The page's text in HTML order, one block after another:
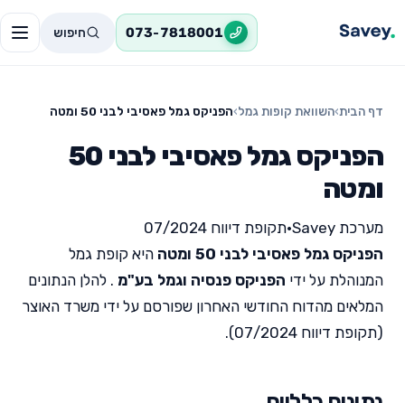
073-7818001 חיפוש
דף הבית›השוואת קופות גמל›הפניקס גמל פאסיבי לבני 50 ומטה
הפניקס גמל פאסיבי לבני 50
ומטה
מערכת Savey •תקופת דיווח 07/2024
הפניקס גמל פאסיבי לבני 50 ומטה
היא קופת גמל
המנוהלת על ידי הפניקס פנסיה וגמל בע"מ . להלן הנתונים
המלאים מהדוח החודשי האחרון שפורסם על ידי משרד האוצר
(תקופת דיווח 07/2024).